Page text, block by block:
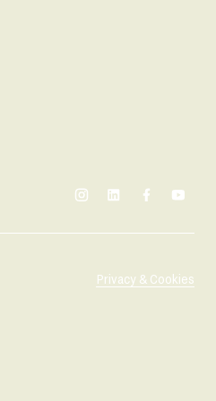
instagram
linkedinfacebook
Privacy & Cookies